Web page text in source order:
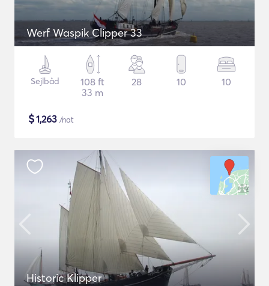
Werf Waspik Clipper 33
Sejlbåd
108 ft
33 m
28 10 10
$1,263 /nat
Historic Klipper